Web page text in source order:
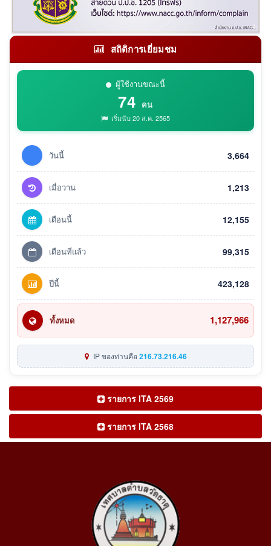
สถิติการเยี่ยมชม
ผู้ใช้งานขณะนี้
74 คน
เริ่มนับ 20 ส.ค. 2565
วันนี้ 3,664
เมื่อวาน 1,213
เดือนนี้ 12,155
เดือนที่แล้ว 99,315
ปีนี้ 423,128
ทั้งหมด 1,127,966
IP ของท่านคือ216.73.216.46
รายการ ITA 2569
รายการ ITA 2568